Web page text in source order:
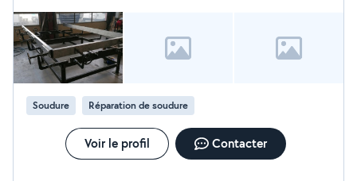
Soudure Réparation de soudure
Voir le profil Contacter